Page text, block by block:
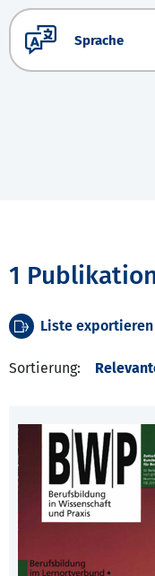
Sprache
1
Liste exportieren
Sortierung: